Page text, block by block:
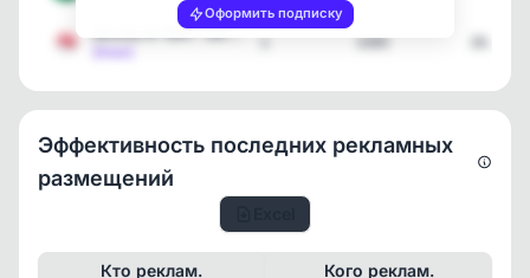
Школа № 1861 "Загорье"
1 3305
Оформить подписку
Эффективность последних рекламных
размещений
Кто реклам. Кого реклам.